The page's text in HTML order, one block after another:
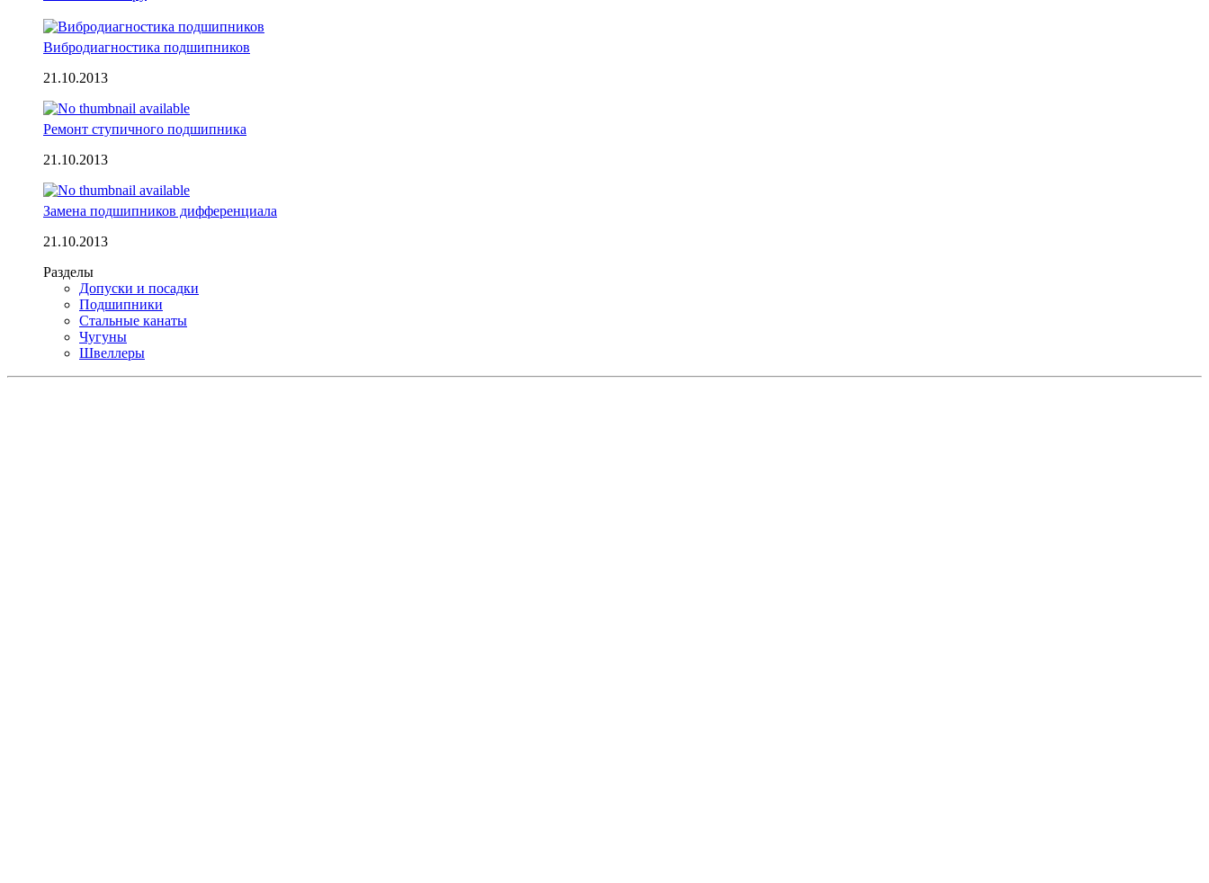
Вибродиагностика подшипников
21.10.2013
Ремонт ступичного подшипника
21.10.2013
Замена подшипников дифференциала
21.10.2013
Разделы
Допуски и посадки
Подшипники
Стальные канаты
Чугуны
Швеллеры